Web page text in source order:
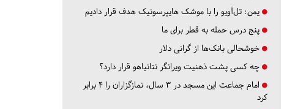
یمن: تل‌آویو را با موشک هایپرسونیک هدف قرار دادیم
پنج درس‌ حمله به قطر برای ما
خوشحالی بانک‌ها از گرانی دلار
چه کسی پشت ذهنیت ویرانگر نتانیاهو قرار دارد؟
امام جماعت این مسجد در ۳ سال، نمازگزاران را ۴ برابر
کرد